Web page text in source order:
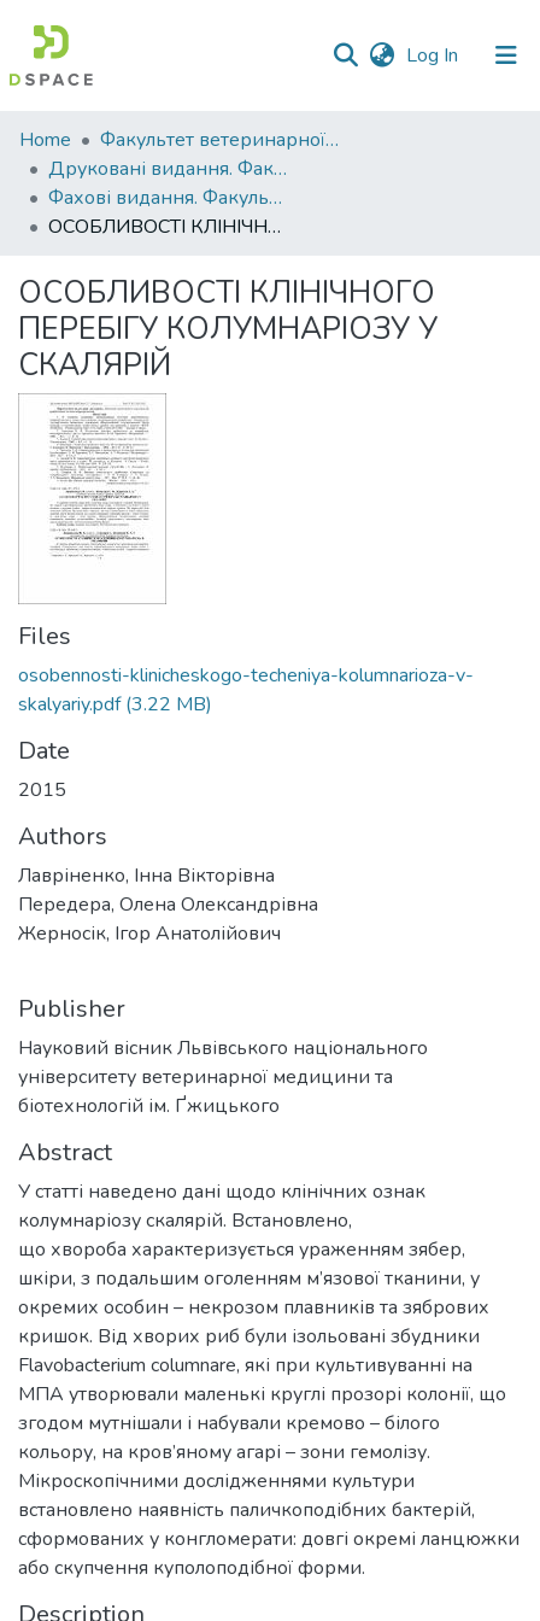
Log In (current)
Communities
&
Collections
All of DSpace
Statistics
Home
Факультет ветеринарної медицини
Друковані видання. Факультет ветеринарної медицини
Фахові видання. Факультет ветеринарної медицини
ОСОБЛИВОСТІ КЛІНІЧНОГО ПЕРЕБІГУ КОЛУМНАРІОЗУ У СКАЛЯРІЙ
ОСОБЛИВОСТІ КЛІНІЧНОГО
ПЕРЕБІГУ КОЛУМНАРІОЗУ У
СКАЛЯРІЙ
Files
osobennosti-klinicheskogo-techeniya-kolumnarioza-v-
skalyariy.pdf(3.22 MB)
Date
2015
Authors
Лавріненко, Інна Вікторівна
Передера, Олена Олександрівна
Жерносік, Ігор Анатолійович
Publisher
Науковий вісник Львівського національного
університету ветеринарної медицини та
біотехнологій ім. Ґжицького
Abstract
У статті наведено дані щодо клінічних ознак
колумнаріозу скалярій. Встановлено,
що хвороба характеризується ураженням зябер,
шкіри, з подальшим оголенням м’язової тканини, у
окремих особин – некрозом плавників та зябрових
кришок. Від хворих риб були ізольовані збудники
Flavobacterium columnare, які при культивуванні на
МПА утворювали маленькі круглі прозорі колонії, що
згодом мутнішали і набували кремово – білого
кольору, на кров’яному агарі – зони гемолізу.
Мікроскопічними дослідженнями культури
встановлено наявність паличкоподібних бактерій,
сформованих у конгломерати: довгі окремі ланцюжки
або скупчення куполоподібної форми.
Description